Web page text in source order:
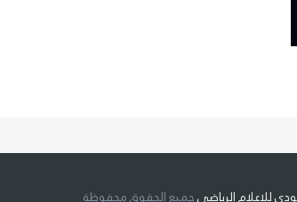
جميع الحقوق محفوظة